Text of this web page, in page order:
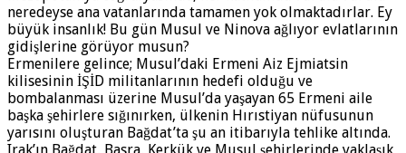
neredeyse ana vatanlarında tamamen yok olmaktadırlar. Ey
büyük insanlık! Bu gün Musul ve Ninova ağlıyor evlatlarının
gidişlerine görüyor musun?
Ermenilere gelince; Musul’daki Ermeni Aiz Ejmiatsin
kilisesinin İŞİD militanlarının hedefi olduğu ve
bombalanması üzerine Musul’da yaşayan 65 Ermeni aile
başka şehirlere sığınırken, ülkenin Hırıstiyan nüfusunun
yarısını oluşturan Bağdat’ta şu an itibarıyla tehlike altında.
Irak’ın Bağdat, Basra, Kerkük ve Musul şehirlerinde yaklaşık